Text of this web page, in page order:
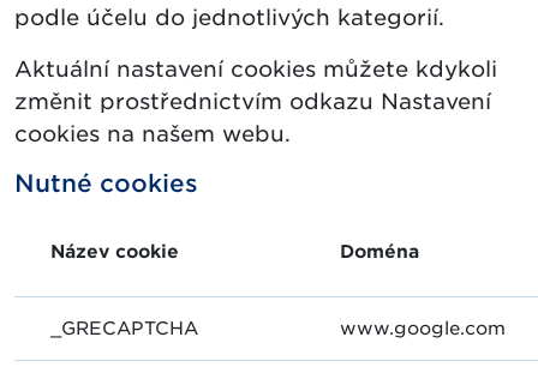
podle účelu do jednotlivých kategorií.
Aktuální nastavení cookies můžete kdykoli
změnit prostřednictvím odkazu Nastavení
cookies na našem webu.
Nutné cookies
Název cookie Doména
_GRECAPTCHA www.google.com